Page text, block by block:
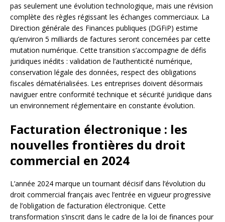
pas seulement une évolution technologique, mais une révision
complète des règles régissant les échanges commerciaux. La
Direction générale des Finances publiques (DGFiP) estime
qu’environ 5 milliards de factures seront concernées par cette
mutation numérique. Cette transition s’accompagne de défis
juridiques inédits : validation de l’authenticité numérique,
conservation légale des données, respect des obligations
fiscales dématérialisées. Les entreprises doivent désormais
naviguer entre conformité technique et sécurité juridique dans
un environnement réglementaire en constante évolution.
Facturation électronique : les
nouvelles frontières du droit
commercial en 2024
L’année 2024 marque un tournant décisif dans l’évolution du
droit commercial français avec l’entrée en vigueur progressive
de l’obligation de facturation électronique. Cette
transformation s’inscrit dans le cadre de la loi de finances pour